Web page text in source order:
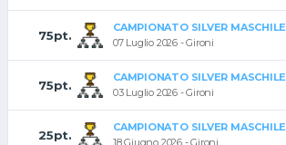
75pt.
CAMPIONATO SILVER MASCHILE
07 Luglio 2026 - Gironi
75pt.
CAMPIONATO SILVER MASCHILE
03 Luglio 2026 - Gironi
25pt.
CAMPIONATO SILVER MASCHILE
18 Giugno 2026 - Gironi